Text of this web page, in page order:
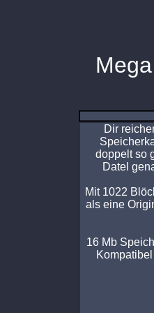
Dir
doppelt so
Datel
Mit 1022
als eine
16 Mb